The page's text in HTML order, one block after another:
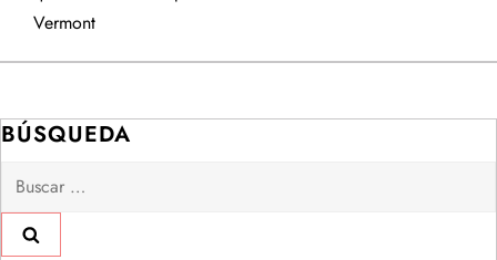
e
a
c
i
Vermont
BÚSQUEDA
Buscar: